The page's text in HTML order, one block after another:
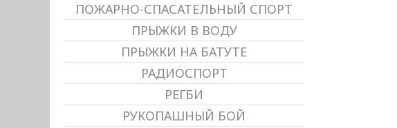
ПОЖАРНО-СПАСАТЕЛЬНЫЙ СПОРТ
ПРЫЖКИ В ВОДУ
ПРЫЖКИ НА БАТУТЕ
РАДИОСПОРТ
РЕГБИ
РУКОПАШНЫЙ БОЙ